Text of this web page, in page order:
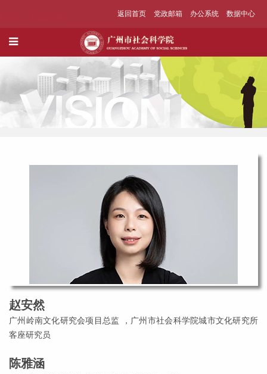
返回首页 党政邮箱 办公系统 数据中心
赵安然
广州岭南文化研究会项目总监 ，广州市社会科学院城市文化研究所
客座研究员
陈雅涵